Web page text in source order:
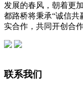
发展的春风，朝着更
都路桥将秉承“诚信共
实合作，共同开创合
联系我们